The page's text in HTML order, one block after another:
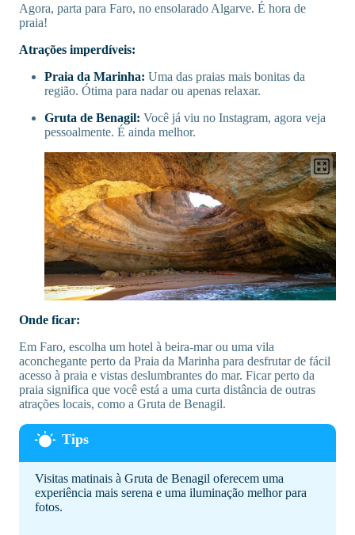
Agora, parta para Faro, no ensolarado Algarve. É hora de
praia!
Atrações imperdíveis:
Praia da Marinha: Uma das praias mais bonitas da
região. Ótima para nadar ou apenas relaxar.
Gruta de Benagil: Você já viu no Instagram, agora veja
pessoalmente. É ainda melhor.
Onde ficar:
Em Faro, escolha um hotel à beira-mar ou uma vila
aconchegante perto da Praia da Marinha para desfrutar de fácil
acesso à praia e vistas deslumbrantes do mar. Ficar perto da
praia significa que você está a uma curta distância de outras
atrações locais, como a Gruta de Benagil.
Visitas matinais à Gruta de Benagil oferecem uma
experiência mais serena e uma iluminação melhor para
fotos.